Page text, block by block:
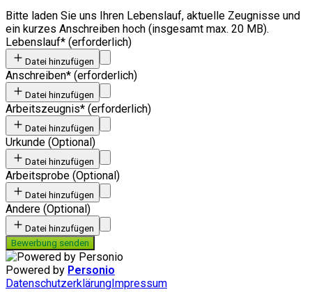
Bitte laden Sie uns Ihren Lebenslauf, aktuelle Zeugnisse und
ein kurzes Anschreiben hoch (insgesamt max. 20 MB).
Lebenslauf* (erforderlich)
Datei hinzufügen
Anschreiben* (erforderlich)
Datei hinzufügen
Arbeitszeugnis* (erforderlich)
Datei hinzufügen
Urkunde (Optional)
Datei hinzufügen
Arbeitsprobe (Optional)
Datei hinzufügen
Andere (Optional)
Datei hinzufügen
Bewerbung senden
Powered by Personio
DatenschutzerklärungImpressum